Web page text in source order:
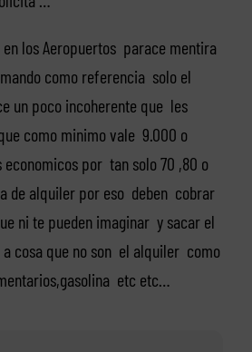
los Aeropuertos parace mentira
como referencia solo el
un poco incoherente que les
como minimo vale 9.000 o
economicos por tan solo 70 ,80 o
de alquiler por eso deben cobrar
ni te pueden imaginar y sacar el
cosa que no son el alquiler como
etc etc…